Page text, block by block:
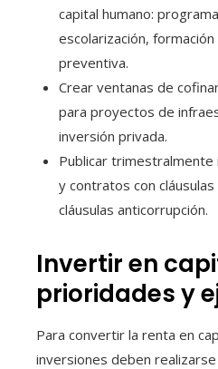
capital humano:
escolarización,
preventiva.
Crear ventanas de
para proyectos de
inversión privada.
Publicar
y contratos con
cláusulas anticorrupción.
Invertir en
prioridades y
Para convertir la renta en
inversiones deben